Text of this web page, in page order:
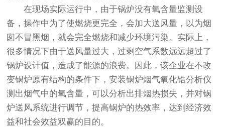
在现场实际运行中，由于锅炉没有氧含量监测设
备，操作中为了使燃烧更完全，会加大送风量，以为烟
囱不冒黑烟，就会完全燃烧和减少环境污染。实际上，
很多情况下由于送风量过大，过剩空气系数远远超过了
锅炉设计值，造成了能源的浪费。因此，该企业在不改
变锅炉原有结构的条件下，安装锅炉烟气氧化锆分析仪
测出烟气中的氧含量，可以分析出排烟热损失，并对锅
炉送风系统进行调节，提高锅炉的热效率，达到经济效
益和社会效益双赢的目的。